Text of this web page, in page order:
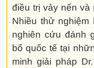
điều trị vảy nến và
Nhiều thử
nghiên cứu đánh
bố quốc tế tại
minh giải pháp